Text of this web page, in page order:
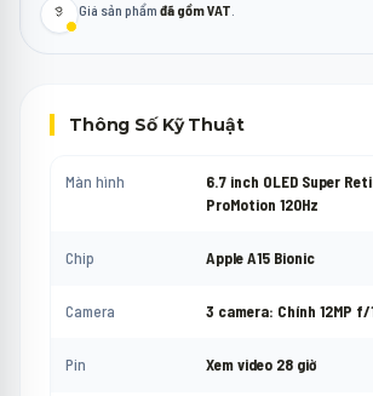
Giá sản phẩm đã gồm VAT
Thông Số Kỹ Thuật
Màn hình
6.7 inch OLED Super
ProMotion 120Hz
Chip Apple A15 Bionic
Camera 3 camera: Chính 12MP f/
Pin Xem video 28 giờ